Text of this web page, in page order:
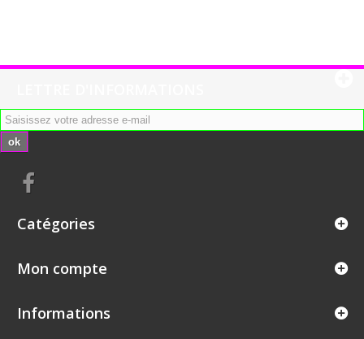
ok
Catégories
Mon compte
Informations